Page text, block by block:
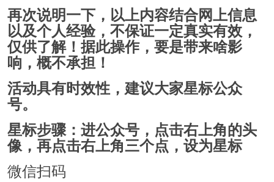
再次说明一下，以上内容结合网上信息
以及个人经验，不保证一定真实有效，
仅供了解！据此操作，要是带来啥影
响，概不承担！
活动具有时效性，建议大家星标公众
号。
星标步骤：进公众号，点击右上角的头
像，再点击右上角三个点，设为星标
微信扫码